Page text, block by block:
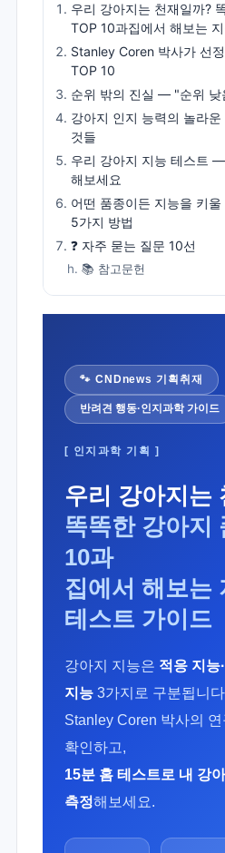
우리 강아지는 천재일까?
TOP 10과집에서 해보는
Stanley Coren 박사가 선
TOP 10
순위 밖의 진실 — "순위 낮
강아지 인지 능력의 놀라
것들
우리 강아지 지능 테스트
해보세요
어떤 품종이든 지능을 키
5가지 방법
❓ 자주 묻는 질문 10선
📚 참고문헌
🐾 CNDnews 기획취재
반려견 행동·인지과학 가이드
[ 인지과학 기획 ]
우리 강아지는
똑똑한 강아지
10과
집에서 해보는
테스트 가이드
강아지 지능은 적응 지능
지능3가지로 구분됩니
Stanley Coren 박사의
확인하고,
15분 홈 테스트로 내 강
측정해보세요.